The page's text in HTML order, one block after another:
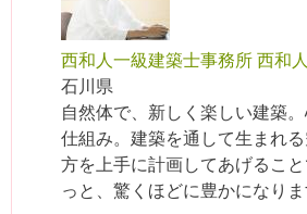
西和人一級建築士事務所 西和人
石川県
自然体で、新しく楽しい建築
仕組み。建築を通して生まれ
方を上手に計画してあげるこ
っと、驚くほどに豊かになりま